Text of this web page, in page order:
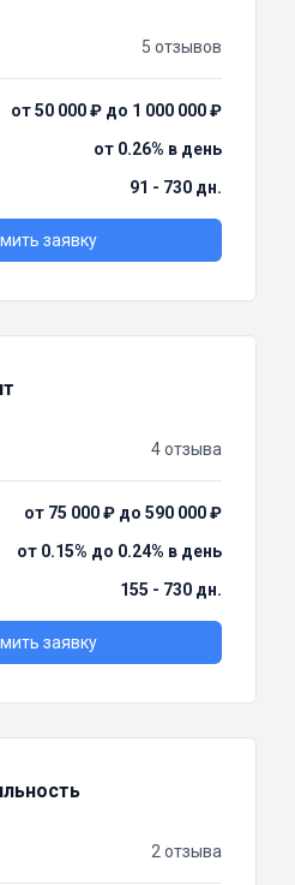
5 отзывов
от 50 000 ₽ до 1 000 000 ₽
от 0.26% в день
91 - 730 дн.
заявку
4 отзыва
от 75 000 ₽ до 590 000 ₽
от 0.15% до 0.24% в день
155 - 730 дн.
заявку
2 отзыва